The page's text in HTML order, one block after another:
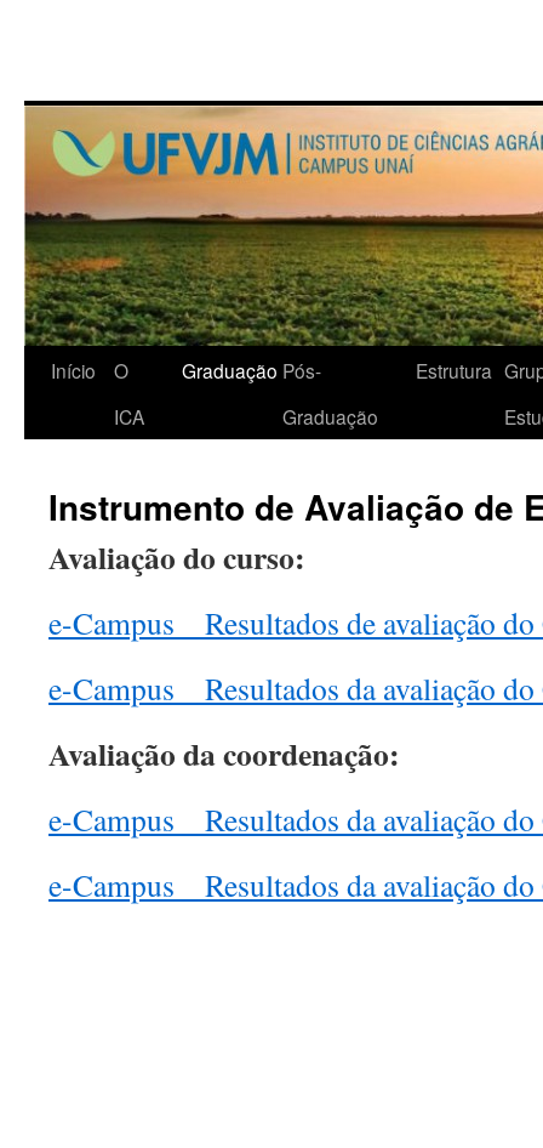
Início
O
ICA
Graduação Pós-
Graduação
Estrutura
Instrumento de Avaliação de
Avaliação do curso:
e-Campus _ Resultados de avaliação
e-Campus _ Resultados da avaliação
Avaliação da coordenação:
e-Campus _ Resultados da avaliação
e-Campus _ Resultados da avaliação